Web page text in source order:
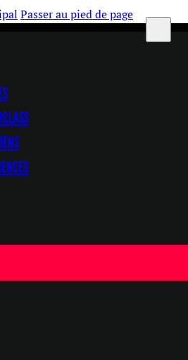
Passer au pied de page